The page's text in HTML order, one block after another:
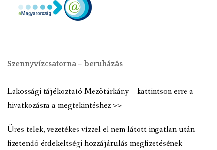
Szennyvízcsatorna – beruházás
Lakossági tájékoztató Mezõtárkány – kattintson erre a
hivatkozásra a megtekintéshez >>
Üres telek, vezetékes vízzel el nem látott ingatlan után
fizetendõ érdekeltségi hozzájárulás megfizetésének